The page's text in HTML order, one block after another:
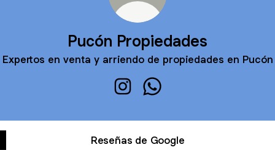
Pucón Propiedades
Expertos en venta y arriendo de propiedades en Pucón
Reseñas de Google